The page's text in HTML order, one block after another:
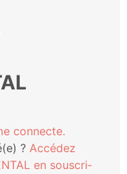
connecte.
? Accé­dez
en sous­cri­